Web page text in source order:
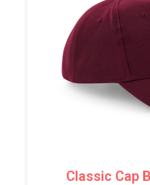
Classic Cap